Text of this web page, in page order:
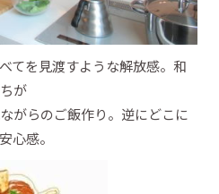
てを見渡すような解放感。和
が
がらのご飯作り。逆にどこに
心感。